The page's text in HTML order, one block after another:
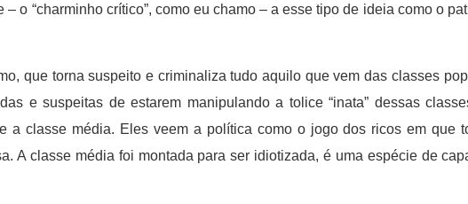
o “charminho crítico”, como eu chamo – a esse tipo de ideia como o
que torna suspeito e criminaliza tudo aquilo que vem das classes
e suspeitas de estarem manipulando a tolice “inata” dessas
classe média. Eles veem a política como o jogo dos ricos em que
A classe média foi montada para ser idiotizada, é uma espécie de